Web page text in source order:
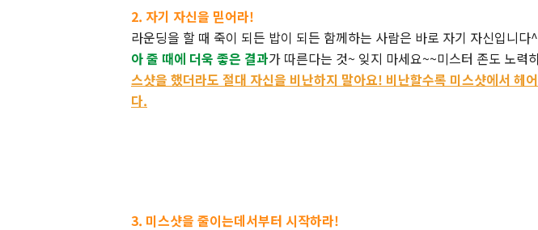
2. 자기 자신을 믿어라!
라운딩을 할 때 죽이 되든 밥이 되든 함께하는 사람은 바로 자기 자신입니다
아 줄 때에 더욱 좋은 결과가 따른다는 것~ 잊지 마세요~~미스터 존도 노력
스샷을 했더라도 절대 자신을 비난하지 말아요! 비난할수록 미스샷에서 헤
다.
3. 미스샷을 줄이는데서부터 시작하라!